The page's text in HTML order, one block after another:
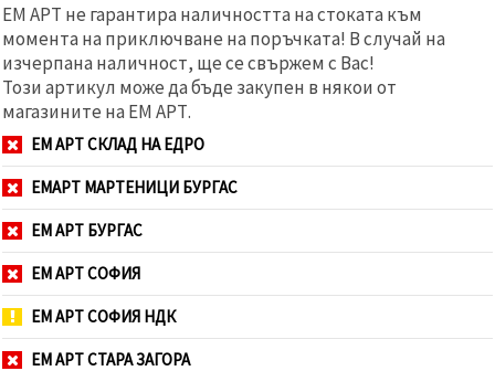
ЕМ АРТ не гарантира наличността на стоката към
момента на приключване на поръчката! В случай на
изчерпана наличност, ще се свържем с Вас!
Този артикул може да бъде закупен в някои от
магазините на ЕМ АРТ.
ЕМ АРТ СКЛАД НА ЕДРО
ЕМАРТ МАРТЕНИЦИ БУРГАС
ЕМ АРТ БУРГАС
ЕМ АРТ СОФИЯ
ЕМ АРТ СОФИЯ НДК
ЕМ АРТ СТАРА ЗАГОРА